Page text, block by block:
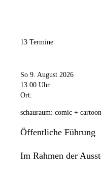
13 Termine
So 9. August 2026
13:00 Uhr
Ort:
schauraum: comic + cartoon
Öffentliche Führung
Im Rahmen der